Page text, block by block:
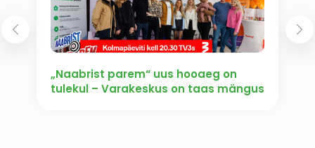
„Naabrist parem“ uus hooaeg on
tulekul – Varakeskus on taas mängus